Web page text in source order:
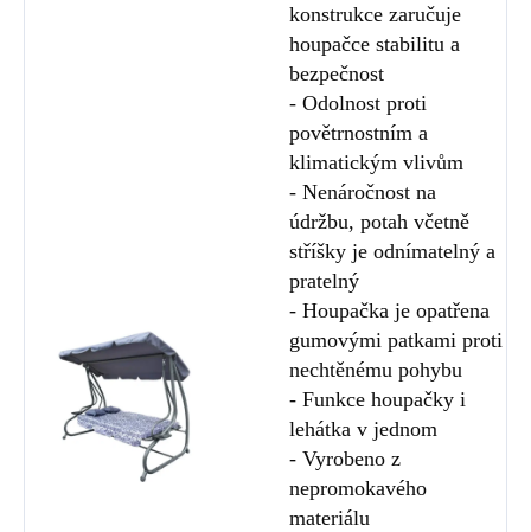
konstrukce zaručuje
houpačce stabilitu a
bezpečnost
- Odolnost proti
povětrnostním a
klimatickým vlivům
- Nenáročnost na
údržbu, potah včetně
stříšky je odnímatelný a
pratelný
- Houpačka je opatřena
gumovými patkami proti
nechtěnému pohybu
- Funkce houpačky i
lehátka v jednom
- Vyrobeno z
nepromokavého
materiálu